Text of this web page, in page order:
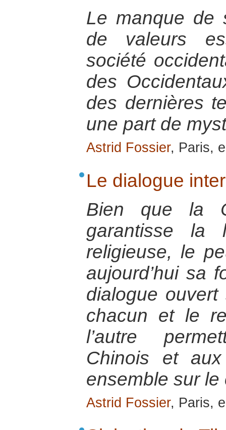
Le manque de
de valeurs
société
des
des dernières
une part de
Astrid Fossier, Paris,
Le dialogue
Bien que la
garantisse la
religieuse, le
aujourd’hui sa
dialogue
chacun et le
l’autre
Chinois et aux
ensemble sur
Astrid Fossier, Paris,